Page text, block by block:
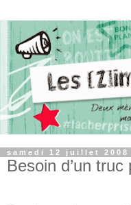
samedi 12 juillet 2008
Besoin d’un